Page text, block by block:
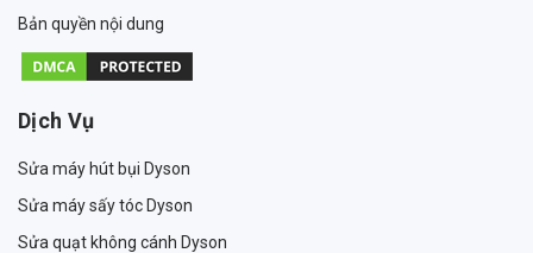
Bản quyền nội dung
Dịch Vụ
Sửa máy hút bụi Dyson
Sửa máy sấy tóc Dyson
Sửa quạt không cánh Dyson